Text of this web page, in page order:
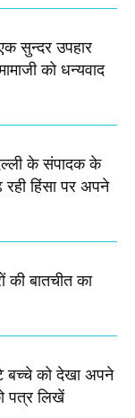
सुन्दर उपहार
को धन्यवाद
के संपादक के
हिंसा पर अपने
की बातचीत का
बच्चे को देखा अपने
पत्र लिखें